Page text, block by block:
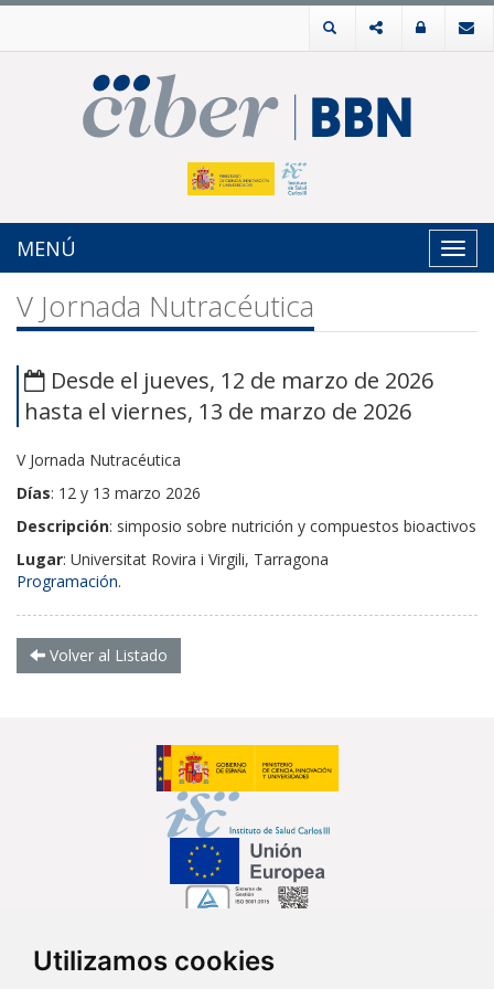
Utilizamos cookies
MENÚ
V Jornada Nutracéutica
Desde el jueves, 12 de marzo de 2026
hasta el viernes, 13 de marzo de 2026
V Jornada Nutracéutica
Días: 12 y 13 marzo 2026
Descripción: simposio sobre nutrición y compuestos bioactivos
Lugar: Universitat Rovira i Virgili, Tarragona
Programación.
Volver al Listado
Síguenos en...